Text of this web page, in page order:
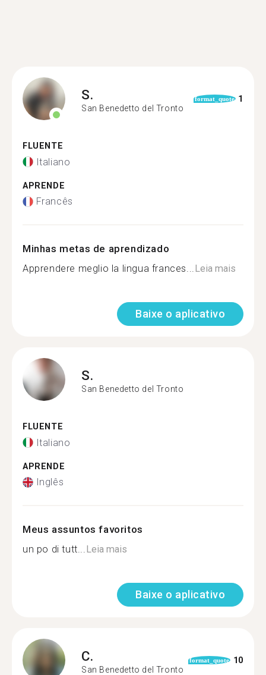
S.
San Benedetto del Tronto
format_quote 1
FLUENTE
Italiano
APRENDE
Francês
Minhas metas de aprendizado
Apprendere meglio la lingua frances...Leia mais
Baixe o aplicativo
S.
San Benedetto del Tronto
FLUENTE
Italiano
APRENDE
Inglês
Meus assuntos favoritos
un po di tutt...Leia mais
Baixe o aplicativo
C.
San Benedetto del Tronto
format_quote 10